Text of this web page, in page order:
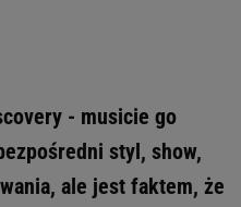
- musicie go
styl, show,
ale jest faktem, że